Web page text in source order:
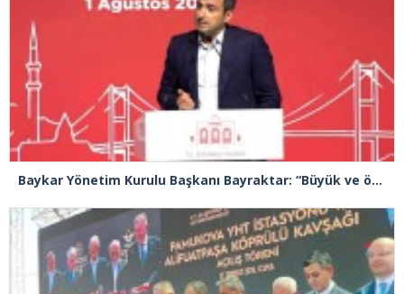
Baykar Yönetim Kurulu Başkanı Bayraktar: “Büyük ve önemli eserler konfor alanının dışında kalmaya razı olanlar tarafından gerçekleştirildi”